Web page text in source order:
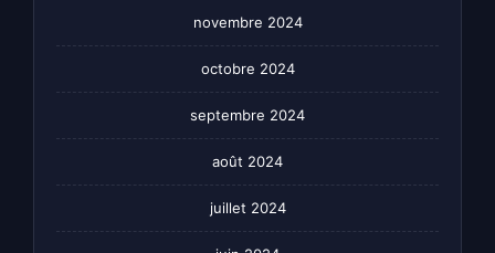
novembre 2024
octobre 2024
septembre 2024
août 2024
juillet 2024